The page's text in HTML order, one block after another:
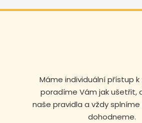
Máme individuální přístup k
poradíme Vám jak ušetřit,
naše pravidla a vždy
dohodneme.